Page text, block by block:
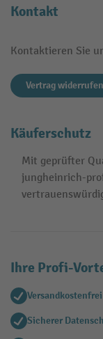
Kontakt
Kontaktieren Sie
Vertrag widerrufen
Käuferschutz
Mit geprüfter
jungheinrich-
Ihre Profi-
Versandkostenfrei
Sicherer